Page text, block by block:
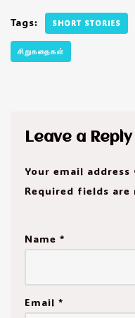
Tags: SHORT STORIES
சிறுகதைகள்
Leave a Reply
Your email
Required fields are
Name *
Email *